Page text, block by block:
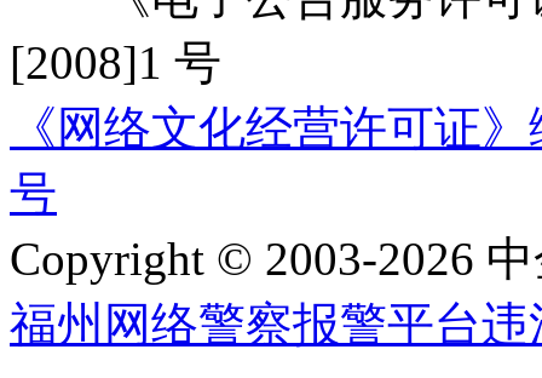
[2008]1 号
《网络文化经营许可证
号
Copyright © 2003-2026
福州网络警察报警平台违